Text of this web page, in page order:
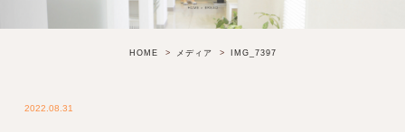
HOME メディア IMG_7397
2022.08.31